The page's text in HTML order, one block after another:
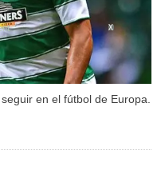
en el fútbol de Europa.
X